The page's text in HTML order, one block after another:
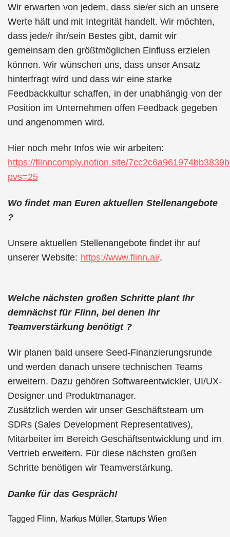
Wir erwarten von jedem, dass sie/er sich an unsere
Werte hält und mit Integrität handelt. Wir möchten,
dass jede/r ihr/sein Bestes gibt, damit wir
gemeinsam den größtmöglichen Einfluss erzielen
können. Wir wünschen uns, dass unser Ansatz
hinterfragt wird und dass wir eine starke
Feedbackkultur schaffen, in der unabhängig von der
Position im Unternehmen offen Feedback gegeben
und angenommen wird.
Hier noch mehr Infos wie wir arbeiten:
https://flinncomply.notion.site/
pvs=25
Wo findet man Euren aktuellen Stellenangebote
?
Unsere aktuellen Stellenangebote findet ihr auf
unserer Website: https://www.flinn.ai/.
Welche nächsten großen Schritte plant Ihr
demnächst für Flinn, bei denen Ihr
Teamverstärkung benötigt ?
Wir planen bald unsere Seed-Finanzierungsrunde
und werden danach unsere technischen Teams
erweitern. Dazu gehören Softwareentwickler, UI/UX-
Designer und Produktmanager.
Zusätzlich werden wir unser Geschäftsteam um
SDRs (Sales Development Representatives),
Mitarbeiter im Bereich Geschäftsentwicklung und im
Vertrieb erweitern. Für diese nächsten großen
Schritte benötigen wir Teamverstärkung.
Danke für das Gespräch!
Tagged Flinn, Markus Müller, Startups Wien